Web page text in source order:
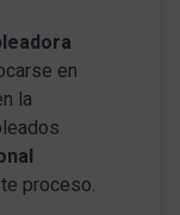
en
la
proceso.